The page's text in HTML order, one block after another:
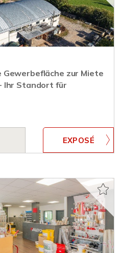
zur Miete
Ihr Standort für